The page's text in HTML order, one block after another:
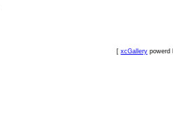
[ xcGallery